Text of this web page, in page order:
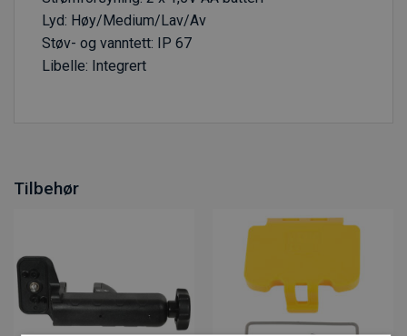
Lyd: Høy/Medium/Lav/Av
Støv- og vanntett: IP 67
Libelle: Integrert
Tilbehør